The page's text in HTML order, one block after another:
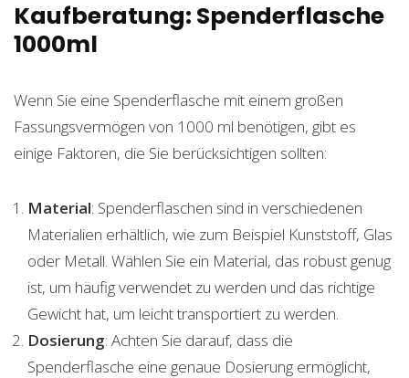
Kaufberatung: Spenderflasche
1000ml
Wenn Sie eine Spenderflasche mit einem großen
Fassungsvermögen von 1000 ml benötigen, gibt es
einige Faktoren, die Sie berücksichtigen sollten:
Material: Spenderflaschen sind in verschiedenen
Materialien erhältlich, wie zum Beispiel Kunststoff, Glas
oder Metall. Wählen Sie ein Material, das robust genug
ist, um häufig verwendet zu werden und das richtige
Gewicht hat, um leicht transportiert zu werden.
Dosierung: Achten Sie darauf, dass die
Spenderflasche eine genaue Dosierung ermöglicht,